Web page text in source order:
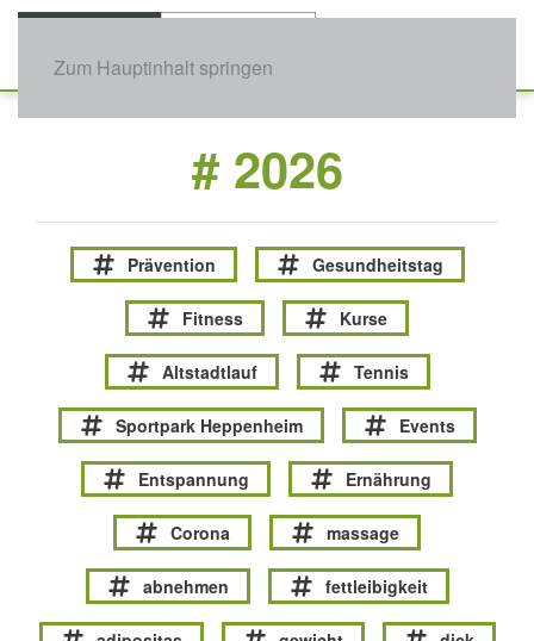
Zum Hauptinhalt springen
# 2026
Prävention Gesundheitstag
Fitness Kurse
Altstadtlauf Tennis
Sportpark Heppenheim Events
Entspannung Ernährung
Corona massage
abnehmen fettleibigkeit